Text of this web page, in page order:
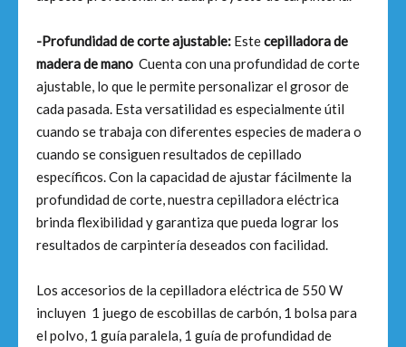
-Profundidad de corte ajustable: Estecepilladora de
madera de mano Cuenta con una profundidad de corte
ajustable, lo que le permite personalizar el grosor de
cada pasada. Esta versatilidad es especialmente útil
cuando se trabaja con diferentes especies de madera o
cuando se consiguen resultados de cepillado
específicos. Con la capacidad de ajustar fácilmente la
profundidad de corte, nuestra cepilladora eléctrica
brinda flexibilidad y garantiza que pueda lograr los
resultados de carpintería deseados con facilidad.
Los accesorios de la cepilladora eléctrica de 550 W
incluyen 1 juego de escobillas de carbón, 1 bolsa para
el polvo, 1 guía paralela, 1 guía de profundidad de